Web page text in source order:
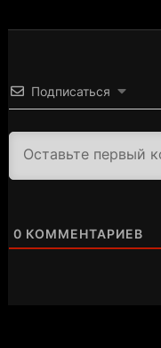
Подписаться
0 КОММЕНТАРИЕВ